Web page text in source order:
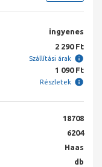
ingyenes
2 290 Ft
Szállítási árak
1 090 Ft
Részletek
18708
6204
Haas
db